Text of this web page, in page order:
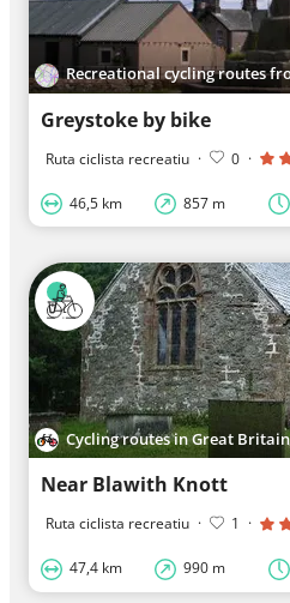
Recreational cycling routes
Greystoke by bike
Ruta ciclista recreatiu · 0 ·
46,5 km 857 m
Cycling routes in Great
Near Blawith Knott
Ruta ciclista recreatiu · 1 ·
47,4 km 990 m